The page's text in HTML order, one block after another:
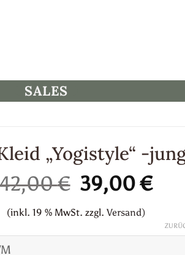
SALES
„Yogistyle“ -
€
Preis
war:
42,00 €
39,00€
ist:
(inkl. 19 % MwSt. zzgl. Versand)